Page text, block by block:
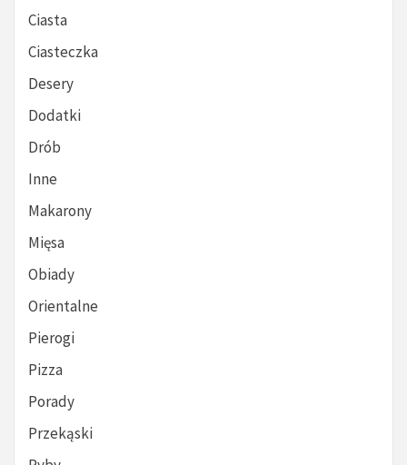
Ciasta
Ciasteczka
Desery
Dodatki
Drób
Inne
Makarony
Mięsa
Obiady
Orientalne
Pierogi
Pizza
Porady
Przekąski